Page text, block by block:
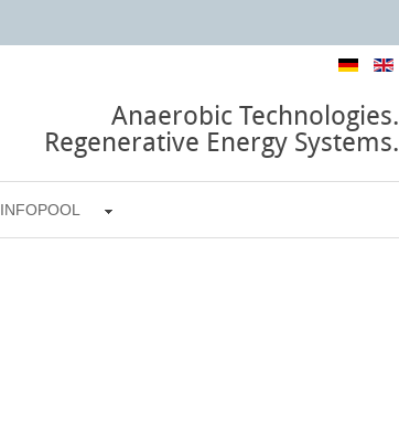
Anaerobic Technologies.
Regenerative Energy Systems.
INFOPOOL